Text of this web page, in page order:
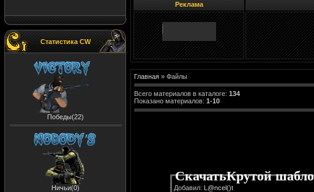
Статистика CW
Победы(22)
Ничьи(0)
Реклама
Главная » Файлы
Всего материалов в каталоге: 134
Показано материалов: 1-10
СкачатьКрутой
Добавил: L@ncel()t